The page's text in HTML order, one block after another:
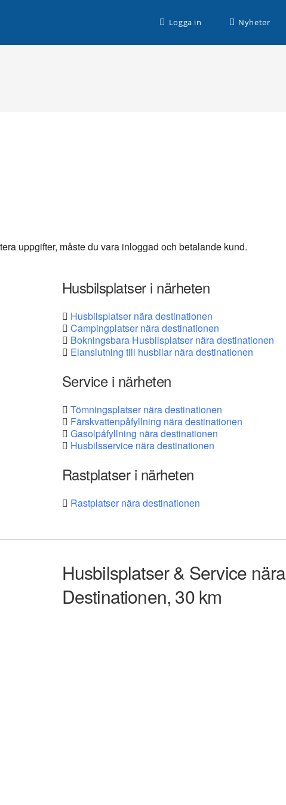
Logga in Nyheter
uppgifter, måste du vara inloggad och betalande kund.
Husbilsplatser i närheten
Husbilsplatser nära destinationen
Campingplatser nära destinationen
Bokningsbara Husbilsplatser nära destinationen
Elanslutning till husbilar nära destinationen
Service i närheten
Tömningsplatser nära destinationen
Färskvattenpåfyllning nära destinationen
Gasolpåfyllning nära destinationen
Husbilsservice nära destinationen
Rastplatser i närheten
Rastplatser nära destinationen
Husbilsplatser & Service nära
Destinationen, 30 km
din husbilssemester med Husbilsplatsguiden Premium!